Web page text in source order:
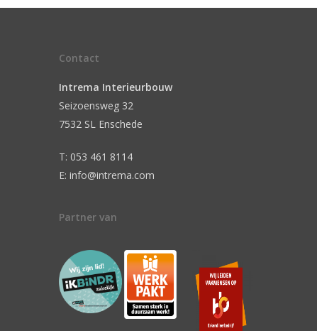
Contact
Intrema Interieurbouw
Seizoensweg 32
7532 SL Enschede
T: 053 461 8114
E: info@intrema.com
Partner van